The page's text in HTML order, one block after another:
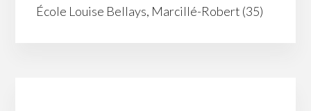
École Louise Bellays, Marcillé-Robert (35)